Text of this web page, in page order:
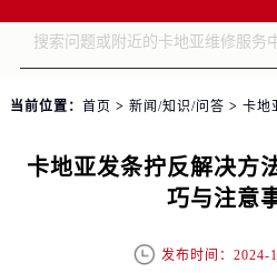
当前位置： 首页 > 新闻/知识/问答 > 卡地
卡地亚发条拧反解决方
巧与注意
发布时间：2024-